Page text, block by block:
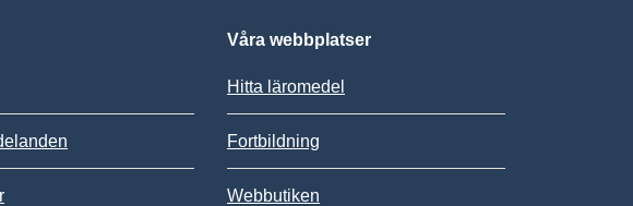
Våra webbplatser
Hitta läromedel
Fortbildning
Webbutiken